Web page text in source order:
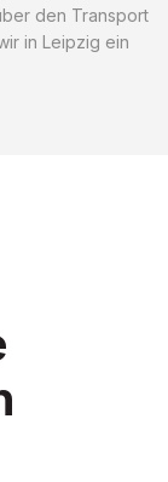
den Transport
in Leipzig ein